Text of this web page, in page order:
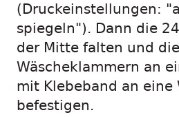
(Druckeinstellungen:
spiegeln"). Dann die
der Mitte falten und
Wäscheklammern an
mit Klebeband an eine
befestigen.